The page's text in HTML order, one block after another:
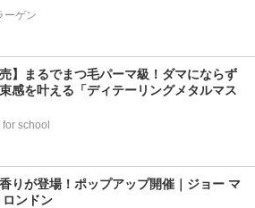
ーゲン
売】まるでまつ毛パーマ級！ダマにならず
感を叶える「ディテーリングメタルマス
school
りが登場！ポップアップ開催｜ジョー マ
ロンドン